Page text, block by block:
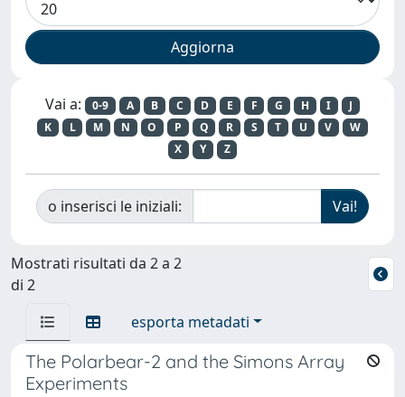
Vai a: 0-9 A B C D E F G H I
J
K
L M N O P Q R S T U V
W
X
Y Z
o inserisci le iniziali:
Mostrati risultati da 2 a 2
di 2
esporta metadati
The Polarbear-2 and the Simons Array
Experiments